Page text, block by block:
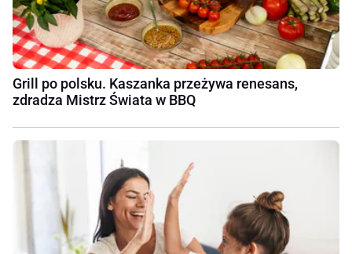
Grill po polsku. Kaszanka przeżywa renesans,
zdradza Mistrz Świata w BBQ